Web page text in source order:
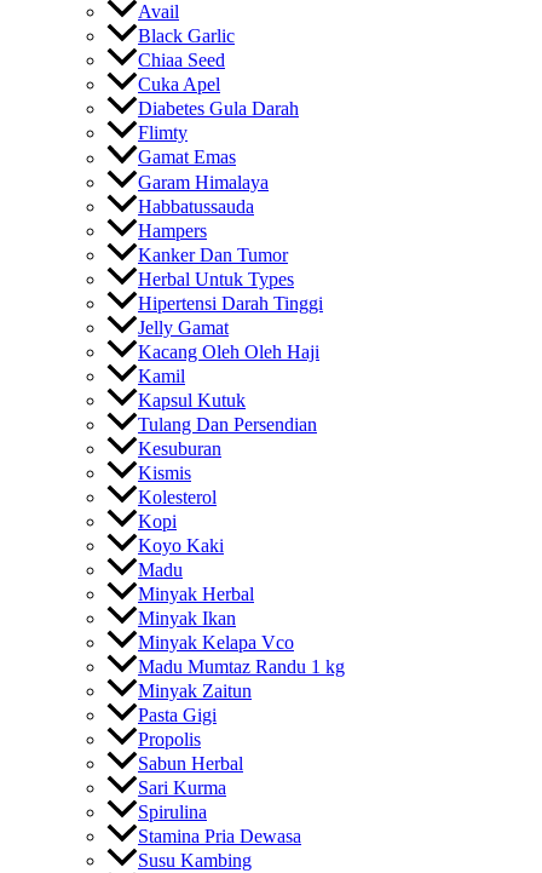
Avail
Black Garlic
Chiaa Seed
Cuka Apel
Diabetes Gula Darah
Flimty
Gamat Emas
Garam Himalaya
Habbatussauda
Hampers
Kanker Dan Tumor
Herbal Untuk Types
Hipertensi Darah Tinggi
Jelly Gamat
Kacang Oleh Oleh Haji
Kamil
Kapsul Kutuk
Tulang Dan Persendian
Kesuburan
Kismis
Kolesterol
Kopi
Koyo Kaki
Madu
Minyak Herbal
Minyak Ikan
Minyak Kelapa Vco
Madu Mumtaz Randu 1 kg
Minyak Zaitun
Pasta Gigi
Propolis
Sabun Herbal
Sari Kurma
Spirulina
Stamina Pria Dewasa
Susu Kambing